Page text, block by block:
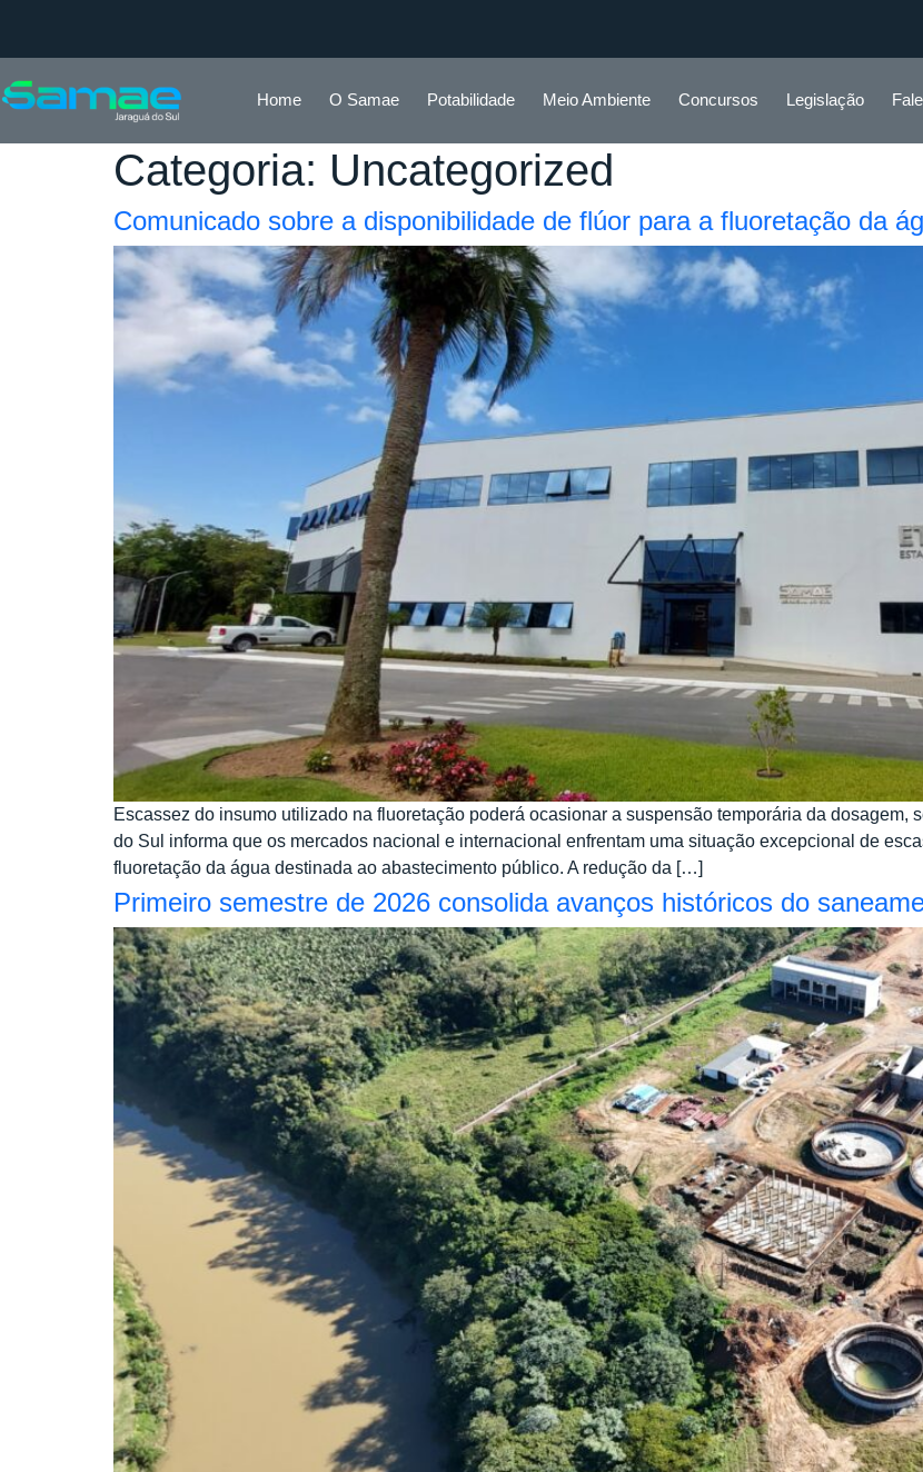
Home O Samae Potabilidade Meio Ambiente Concursos Legislação
Categoria: Uncategorized
Comunicado sobre a disponibilidade de flúor para a fluoretação da
Escassez do insumo utilizado na fluoretação poderá ocasionar a suspensão temporária da dosagem,
do Sul informa que os mercados nacional e internacional enfrentam uma situação excepcional de
fluoretação da água destinada ao abastecimento público. A redução da […]
Primeiro semestre de 2026 consolida avanços históricos do